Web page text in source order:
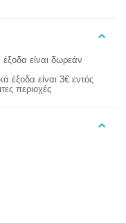
είναι δωρεάν
έξοδα είναι 3€ εντός
περιοχές